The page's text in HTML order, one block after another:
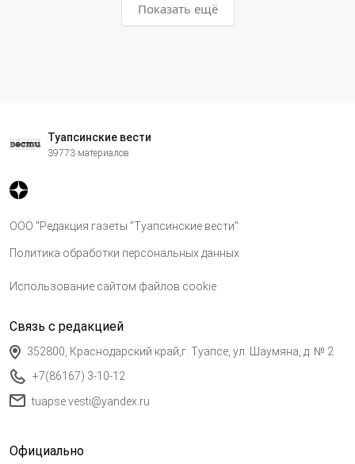
Показать ещё
Туапсинские вести
39773 материалов
ООО "Редакция газеты "Туапсинские вести"
Политика обработки персональных данных
Использование сайтом файлов cookie
Связь с редакцией
352800, Краснодарский край,г. Туапсе, ул. Шаумяна, д. № 2
+7(86167) 3-10-12
tuapse.vesti@yandex.ru
Официально